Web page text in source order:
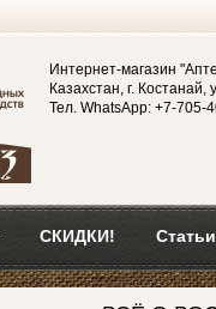
Интернет-магазин
Казахстан, г. Костанай,
Тел. WhatsApp: +7-705-
СКИДКИ! Статьи